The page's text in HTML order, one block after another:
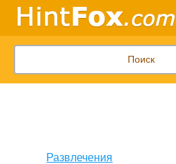
Развлечения